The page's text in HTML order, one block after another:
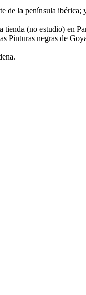
de la península
(no estudio) en
negras de